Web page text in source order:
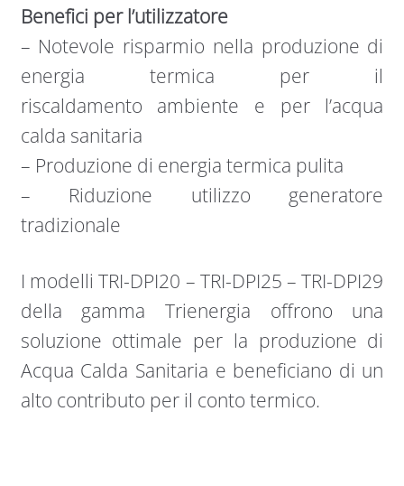
Benefici per l’utilizzatore
– Notevole risparmio nella produzione di
energia termica per il
riscaldamento ambiente e per l’acqua
calda sanitaria
– Produzione di energia termica pulita
– Riduzione utilizzo generatore
tradizionale
I modelli TRI-DPI20 – TRI-DPI25 – TRI-DPI29
della gamma Trienergia offrono una
soluzione ottimale per la produzione di
Acqua Calda Sanitaria e beneficiano di un
alto contributo per il conto termico.